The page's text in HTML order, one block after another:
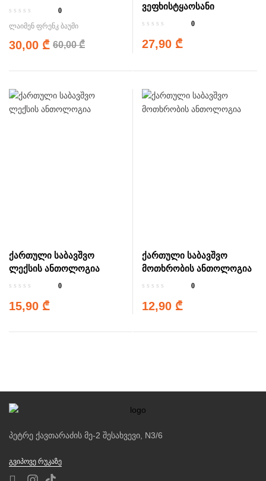
0
ლაიმენ ფრენკ ბაუმი
60,00₾
30,00 ₾
ვეფხისტყაოსანი
0
27,90 ₾
ქართული საბავშვო
ლექსის ანთოლოგია
0
15,90 ₾
ქართული საბავშვო
მოთხრობის ანთოლოგია
0
12,90 ₾
პეტრე ქავთარაძის მე-2 შესახვევი, N3/6
ᲒᲕᲘᲞᲝᲕᲔ ᲠᲣᲙᲐᲖᲔ